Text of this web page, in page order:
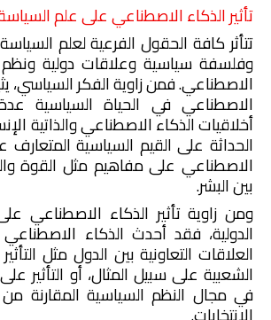
تأثير الذكاء الاصطناعي على علم
تتأثر كافة الحقول الفرعية لعلم
وفلسفة سياسية وعلاقات دولية ونظم
الاصطناعي. فمن زاوية الفكر السياسي،
الاصطناعي في الحياة السياسية
أخلاقيات الذكاء الاصطناعي والذاتية
الحداثة على القيم السياسية المتعارف
الاصطناعي على مفاهيم مثل القوة
بين البشر.
ومن زاوية تأثير الذكاء الاصطناعي
الدولية، فقد أحدث الذكاء
العلاقات التعاونية بين الدول مثل
الشعبية على سبيل المثال، أو التأثير
في مجال النظم السياسية المقارنة من